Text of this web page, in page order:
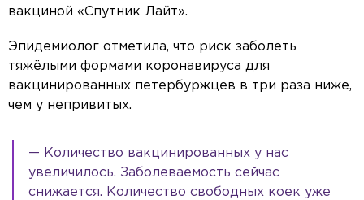
вакциной «Спутник Лайт».
Эпидемиолог отметила, что риск заболеть
тяжёлыми формами коронавируса для
вакцинированных петербуржцев в три раза ниже,
чем у непривитых.
— Количество вакцинированных у нас
увеличилось. Заболеваемость сейчас
снижается. Количество свободных коек уже